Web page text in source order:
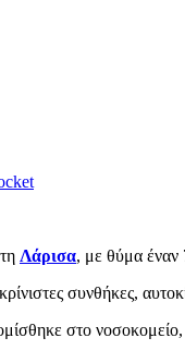
Λάρισα, με θύμα έναν
συνθήκες,
στο